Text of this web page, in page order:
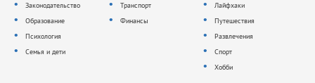
Законодательство
Образование
Психология
Семья и дети
Транспорт
Финансы
Лайфхаки
Путешествия
Развлечения
Спорт
Хобби